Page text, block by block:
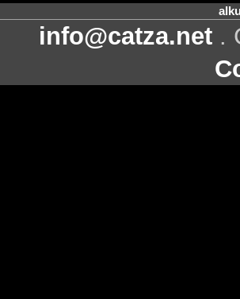
info@catza.net .